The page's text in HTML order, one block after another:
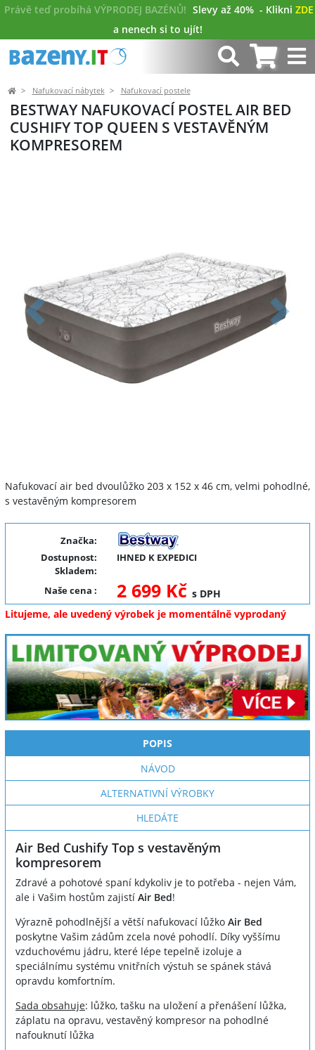
Právě teď probíhá VÝPRODEJ BAZÉNŮ! Slevy až 40% - Klikni ZDE
a nenech si to ujít!
Nafukovací nábytek Nafukovací postele
BESTWAY NAFUKOVACÍ POSTEL AIR BED
CUSHIFY TOP QUEEN S VESTAVĚNÝM
KOMPRESOREM
Předchozí Další
Nafukovací air bed dvoulůžko 203 x 152 x 46 cm, velmi pohodlné,
s vestavěným kompresorem
Značka:
Dostupnost:
IHNED K EXPEDICI
Skladem:
Naše cena : 2 699 Kč s DPH
Litujeme, ale uvedený výrobek je momentálně vyprodaný
POPIS
NÁVOD
ALTERNATIVNÍ VÝROBKY
HLEDÁTE
Air Bed Cushify Top s vestavěným
kompresorem
Zdravé a pohotové spaní kdykoliv je to potřeba - nejen Vám,
ale i Vašim hostům zajistí Air Bed!
Výrazně pohodlnější a větší nafukovací lůžko Air Bed
poskytne Vašim zádům zcela nové pohodlí. Díky vyššímu
vzduchovému jádru, které lépe tepelně izoluje a
speciálnímu systému vnitřních výstuh se spánek stává
opravdu komfortním.
Sada obsahuje: lůžko, tašku na uložení a přenášení lůžka,
záplatu na opravu, vestavěný kompresor na pohodlné
nafouknutí lůžka